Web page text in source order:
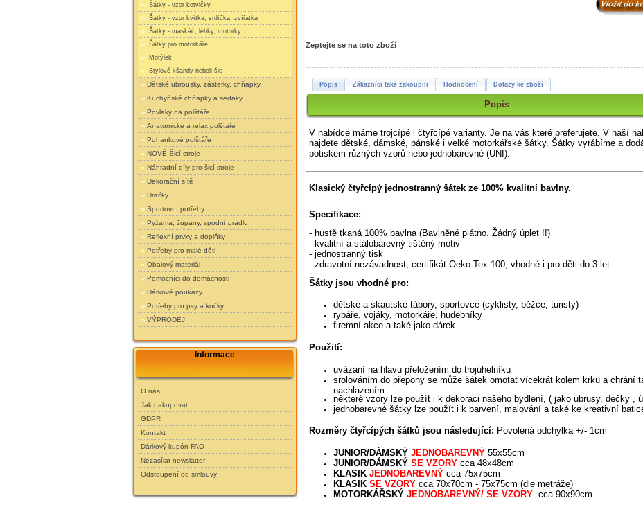
Šátky - vzor kotvičky
Šátky - vzor kvítka, srdíčka, zvířátka
Šátky - maskáč, lebky, motorky
Šátky pro motorkáře
Motýlek
Stylové kšandy neboli šle
Dětské ubrousky, zásterky, chňapky
Kuchyňské chňapky a sedáky
Povlaky na polštáře
Anatomické a relax polštáře
Pohankové polštáře
NOVÉ Šicí stroje
Náhradní díly pro šicí stroje
Dekorační sítě
Hračky
Sportovní potřeby
Pyžama, župany, spodní prádlo
Reflexní prvky a doplňky
Potřeby pro malé děti
Obalový materiál
Pomocníci do domácnosti
Dárkové poukazy
Potřeby pro psy a kočky
VÝPRODEJ
Informace
O nás
Jak nakupovat
GDPR
Kontakt
Dárkový kupón FAQ
Nezasílat newslatter
Odstoupení od smlouvy
Zeptejte se na toto zboží
Popis Zákazníci také zakoupili Hodnocení Dotazy ke zboží
Popis
V nabídce máme trojcípé i čtyřcípé varianty. Je na vás které preferujete. V naší
najdete dětské, dámské, pánské i velké motorkářské šátky.Šátky vyrábíme a
potiskem různých vzorů nebo jednobarevné (UNI).
Klasický čtyřcípý jednostranný šátek ze 100% kvalitní bavlny.
Specifikace:
- hustě tkaná 100% bavlna (Bavlněné plátno. Žádný úplet !!)
- kvalitní a stálobarevný tištěný motiv
- jednostranný tisk
- zdravotní nezávadnost, certifikát Oeko-Tex 100, vhodné i pro děti do 3 let
Šátky jsou vhodné pro:
dětské a skautské tábory, sportovce (cyklisty, běžce, turisty)
rybáře, vojáky, motorkáře, hudebníky
firemní akce a také jako dárek
Použití:
uvázání na hlavu přeložením do trojúhelníku
srolováním do přepony se může šátek omotat vícekrát kolem krku a chrání
nachlazením
některé vzory lze použít i k dekoraci našeho bydlení, ( jako ubrusy, dečky ,
jednobarevné šátky lze použít i k barvení, malování a také ke kreativní
Rozměry čtyřcípých šátků jsou následující: Povolená odchylka +/- 1cm
JUNIOR/DÁMSKÝJEDNOBAREVNÝ 55x55cm
JUNIOR/DÁMSKÝSE VZORYcca 48x48cm
KLASIK JEDNOBAREVNÝ cca 75x75cm
KLASIK SE VZORY cca 70x70cm - 75x75cm (dle metráže)
MOTORKÁŘSKÝ JEDNOBAREVNÝ/ SE VZORY cca 90x90cm